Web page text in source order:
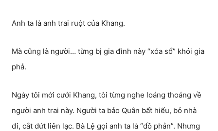
Anh ta là anh trai ruột của Khang.
Mà cũng là người… từng bị gia đình này “xóa sổ” khỏi gia
phả.
Ngày tôi mới cưới Khang, tôi từng nghe loáng thoáng về
người anh trai này. Người ta bảo Quân bất hiếu, bỏ nhà
đi, cắt đứt liên lạc. Bà Lệ gọi anh ta là “đồ phản”. Nhưng